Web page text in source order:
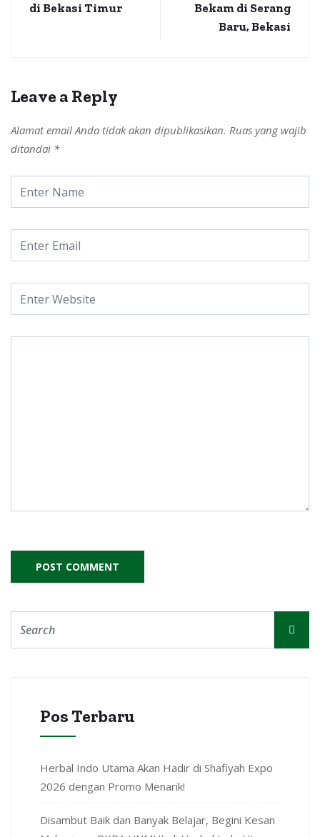
di Bekasi Timur
Bekam di Serang
Baru, Bekasi
Leave a Reply
Alamat email Anda tidak akan dipublikasikan. Ruas yang wajib
ditandai *
Pos Terbaru
Herbal Indo Utama Akan Hadir di Shafiyah Expo
2026 dengan Promo Menarik!
Disambut Baik dan Banyak Belajar, Begini Kesan